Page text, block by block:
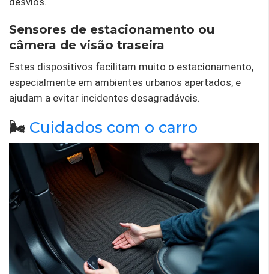
Sensores de estacionamento ou
câmera de visão traseira
Estes dispositivos facilitam muito o estacionamento,
especialmente em ambientes urbanos apertados, e
ajudam a evitar incidentes desagradáveis.
🌬️ Cuidados com o carro